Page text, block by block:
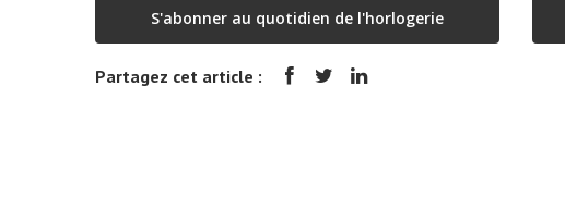
S'abonner au quotidien de l'horlogerie
Partagez cet article :